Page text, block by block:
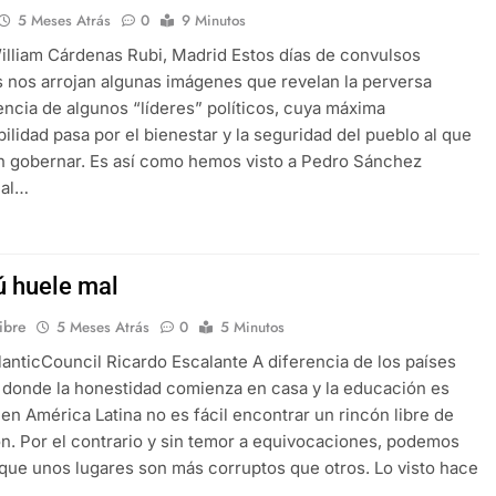
5 Meses Atrás 0
9 Minutos
Rubi, Madrid Estos días de convulsos
arrojan algunas imágenes que revelan la perversa
de algunos “líderes” políticos, cuya máxima
pasa por el bienestar y la seguridad del pueblo al que
gobernar. Es así como hemos visto a Pedro Sánchez
huele mal
5 Meses Atrás 0
5 Minutos
Ricardo Escalante A diferencia de los países
la honestidad comienza en casa y la educación es
América Latina no es fácil encontrar un rincón libre de
Por el contrario y sin temor a equivocaciones, podemos
unos lugares son más corruptos que otros. Lo visto hace